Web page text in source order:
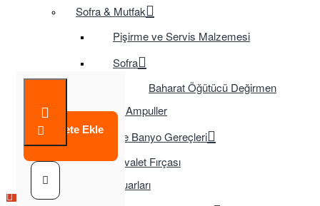
Sofra & Mutfak
Pişirme ve Servis Malzemesi
Sofra
Baharat Öğütücü Değirmen
Tasarruflu Ampuller
Temizlik ve Banyo Gereçleri
Tuvalet Fırçası
TV Aksesuarları
Sepete Ekle
Çok Satılan Ürün
Çok Satılan Ürün
Çok Satılan Ürün
Çok Satılan Ürün